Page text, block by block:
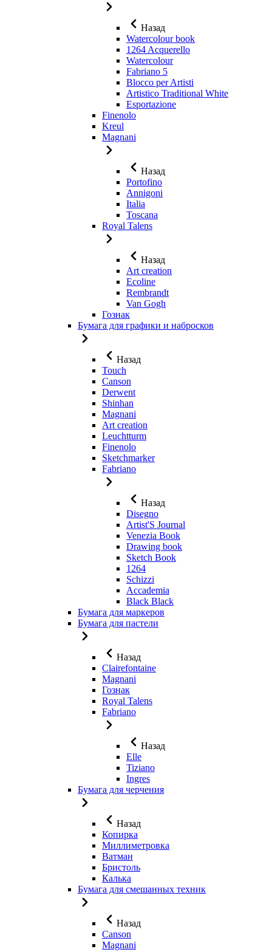
Назад
Watercolour book
1264 Acquerello
Watercolour
Fabriano 5
Blocco per Artisti
Artistico Traditional White
Esportazione
Finenolo
Kreul
Magnani
Назад
Portofino
Annigoni
Italia
Toscana
Royal Talens
Назад
Art creation
Ecoline
Rembrandt
Van Gogh
Гознак
Бумага для графики и набросков
Назад
Touch
Canson
Derwent
Shinhan
Magnani
Art creation
Leuchtturm
Finenolo
Sketchmarker
Fabriano
Назад
Disegno
Artist'S Journal
Venezia Book
Drawing book
Sketch Book
1264
Schizzi
Accademia
Black Black
Бумага для маркеров
Бумага для пастели
Назад
Clairefontaine
Magnani
Гознак
Royal Talens
Fabriano
Назад
Elle
Tiziano
Ingres
Бумага для черчения
Назад
Копирка
Миллиметровка
Ватман
Бристоль
Калька
Бумага для смешанных техник
Назад
Canson
Magnani